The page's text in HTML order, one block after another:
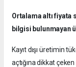
Ortalama altı fiyata
bilgisi bulunmayan
Kayıt dışı üretimin
açtığına dikkat